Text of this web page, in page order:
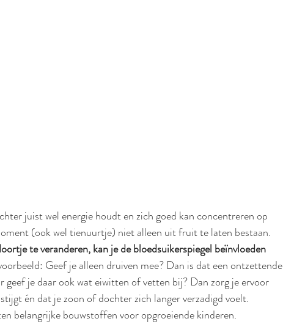
juist wel energie houdt en zich goed kan concentreren op
(ook wel tienuurtje) niet alleen uit fruit te laten bestaan.
te veranderen, kan je de bloedsuikerspiegel beïnvloeden
Geef je alleen druiven mee? Dan is dat een ontzettende
geef je daar ook wat eiwitten of vetten bij? Dan zorg je ervoor
én dat je zoon of dochter zich langer verzadigd voelt.
belangrijke bouwstoffen voor opgroeiende kinderen.